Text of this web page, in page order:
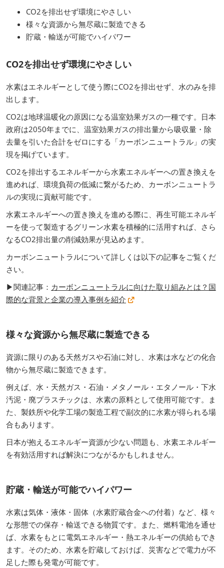
CO2を排出せず環境にやさしい
様々な資源から無尽蔵に製造できる
貯蔵・輸送が可能でハイパワー
CO2を排出せず環境にやさしい
水素はエネルギーとして使う際にCO2を排出せず、水のみを排
出します。
CO2は地球温暖化の原因になる温室効果ガスの一種です。日本
政府は2050年までに、温室効果ガスの排出量から吸収量・除
去量を引いた合計をゼロにする「カーボンニュートラル」の実
現を掲げています。
CO2を排出するエネルギーから水素エネルギーへの置き換えを
進めれば、環境負荷の低減に繋がるため、カーボンニュートラ
ルの実現に貢献可能です。
水素エネルギーへの置き換えを進める際に、再生可能エネルギ
ーを使って製造するグリーン水素を積極的に活用すれば、さら
なるCO2排出量の削減効果が見込めます。
カーボンニュートラルについて詳しくは以下の記事をご覧くだ
さい。
▶関連記事： カーボンニュートラルに向けた取り組みとは？国
際的な背景と企業の導入事例を紹介
様々な資源から無尽蔵に製造できる
資源に限りのある天然ガスや石油に対し、水素は水などの化合
物から無尽蔵に製造できます。
例えば、水・天然ガス・石油・メタノール・エタノール・下水
汚泥・廃プラスチックは、水素の原料として使用可能です。ま
た、製鉄所や化学工場の製造工程で副次的に水素が得られる場
合もあります。
日本が抱えるエネルギー資源が少ない問題も、水素エネルギー
を有効活用すれば解決につながるかもしれません。
貯蔵・輸送が可能でハイパワー
水素は気体・液体・固体（水素貯蔵合金への付着）など、様々
な形態での保存・輸送できる物質です。また、燃料電池を通せ
ば、水素をもとに電気エネルギー・熱エネルギーの供給もでき
ます。そのため、水素を貯蔵しておけば、災害などで電力が不
足した際も発電が可能です。